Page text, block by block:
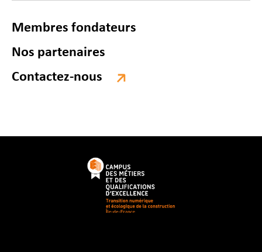
Membres fondateurs
Nos partenaires
Contactez-nous